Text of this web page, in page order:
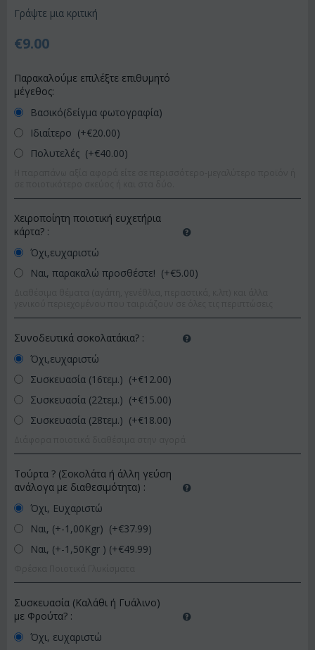
Γράψτε μια κριτική
€9.00
Παρακαλούμε επιλέξτε επιθυμητό
μέγεθος:
Βασικό(δείγμα φωτογραφία)
Ιδιαίτερο (+€20.00)
Πολυτελές (+€40.00)
Χειροποίητη ποιοτική ευχετήρια
κάρτα? :
Όχι,ευχαριστώ
Ναι, παρακαλώ προσθέστε! (+€5.00)
Συνοδευτικά σοκολατάκια? :
Όχι,ευχαριστώ
Συσκευασία (16τεμ.) (+€12.00)
Συσκευασία (22τεμ.) (+€15.00)
Συσκευασία (28τεμ.) (+€18.00)
Τούρτα ? (Σοκολάτα ή άλλη γεύση
ανάλογα με διαθεσιμότητα) :
Όχι, Ευχαριστώ
Ναι, (+-1,00Kgr) (+€37.99)
Ναι, (+-1,50Kgr ) (+€49.99)
Συσκευασία (Καλάθι ή Γυάλινο)
με Φρούτα? :
Όχι, ευχαριστώ